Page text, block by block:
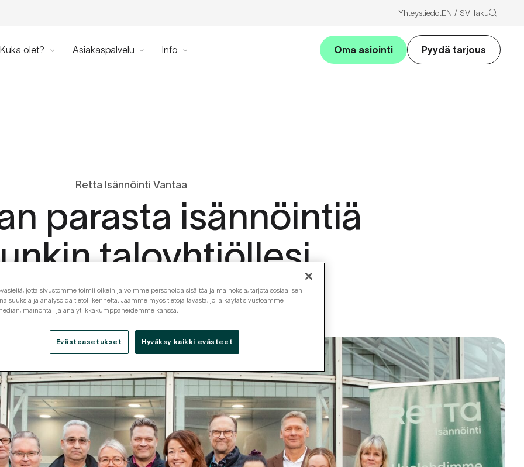
YhteystiedotEN SVHaku
Kuka olet? Asiakaspalvelu Info Oma asiointi Pyydä tarjous
Retta Isännöinti Vantaa
parasta isännöintiä
taloyhtiöllesi
Tarjouspyyntö Tutustu
jotta sivustomme toimii oikein ja voimme personoida sisältöä ja mainoksia, tarjota sosiaalisen
ja analysoida tietoliikennettä. Jaamme myös tietoja tavasta, jolla käytät sivustoamme
mainonta- ja analytiikkakumppaneidemme kanssa.
Evästeasetukset Hyväksy kaikki evästeet